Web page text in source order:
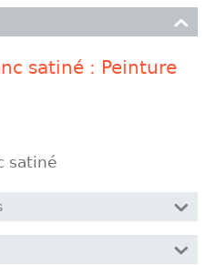
satiné : Peinture
satiné